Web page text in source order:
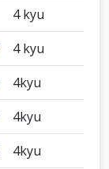
4 kyu
4 kyu
4kyu
4kyu
4kyu